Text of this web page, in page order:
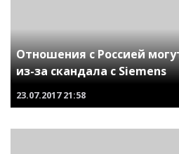
Отношения с Россией
из-за скандала с Siemens
23.07.2017 21:58